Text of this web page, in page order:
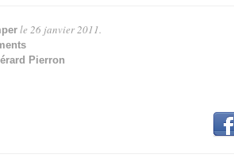
le 26 janvier 2011.
Pierron